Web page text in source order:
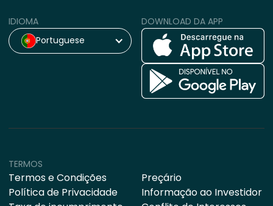
IDIOMA
Portuguese
DOWNLOAD DA APP
TERMOS
Termos e Condições
Política de Privacidade
Preçário
Informação ao Investidor